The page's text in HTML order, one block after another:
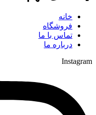
خانه
فروشگاه
تماس با ما
درباره ما
Instagram